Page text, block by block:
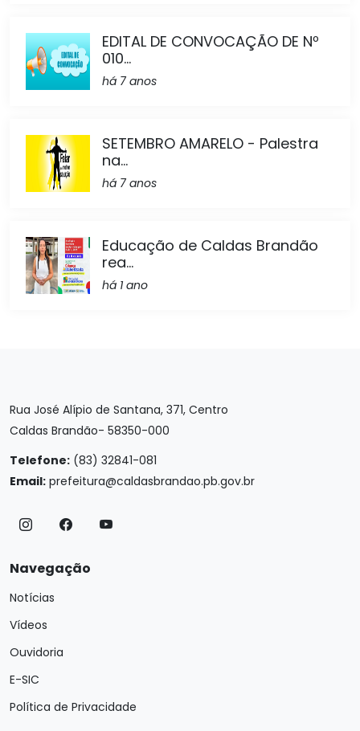
EDITAL DE CONVOCAÇÃO DE Nº
010...
há 7 anos
SETEMBRO AMARELO - Palestra
na...
há 7 anos
Educação de Caldas Brandão
rea...
há 1 ano
Rua José Alípio de Santana, 371, Centro
Caldas Brandão- 58350-000
Telefone: (83) 32841-081
Email: prefeitura@caldasbrandao.pb.gov.br
Navegação
Notícias
Vídeos
Ouvidoria
E-SIC
Política de Privacidade